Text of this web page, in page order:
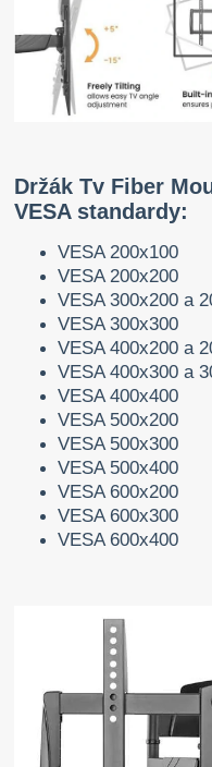
Držák Tv Fiber
VESA standardy:
VESA 200x100
VESA 200x200
VESA 300x200 a
VESA 300x300
VESA 400x200 a
VESA 400x300 a
VESA 400x400
VESA 500x200
VESA 500x300
VESA 500x400
VESA 600x200
VESA 600x300
VESA 600x400